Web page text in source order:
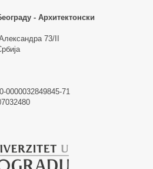
- Архитектонски
73/II
0000032849845-71